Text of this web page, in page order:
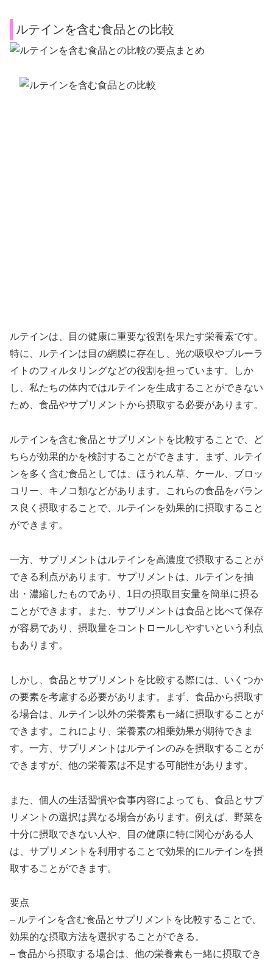
ルテインを含む食品との比較
ルテインは、目の健康に重要な役割を果たす栄養素です。
特に、ルテインは目の網膜に存在し、光の吸収やブルーラ
イトのフィルタリングなどの役割を担っています。しか
し、私たちの体内ではルテインを生成することができない
ため、食品やサプリメントから摂取する必要があります。
ルテインを含む食品とサプリメントを比較することで、ど
ちらが効果的かを検討することができます。まず、ルテイ
ンを多く含む食品としては、ほうれん草、ケール、ブロッ
コリー、キノコ類などがあります。これらの食品をバラン
ス良く摂取することで、ルテインを効果的に摂取すること
ができます。
一方、サプリメントはルテインを高濃度で摂取することが
できる利点があります。サプリメントは、ルテインを抽
出・濃縮したものであり、1日の摂取目安量を簡単に摂る
ことができます。また、サプリメントは食品と比べて保存
が容易であり、摂取量をコントロールしやすいという利点
もあります。
しかし、食品とサプリメントを比較する際には、いくつか
の要素を考慮する必要があります。まず、食品から摂取す
る場合は、ルテイン以外の栄養素も一緒に摂取することが
できます。これにより、栄養素の相乗効果が期待できま
す。一方、サプリメントはルテインのみを摂取することが
できますが、他の栄養素は不足する可能性があります。
また、個人の生活習慣や食事内容によっても、食品とサプ
リメントの選択は異なる場合があります。例えば、野菜を
十分に摂取できない人や、目の健康に特に関心がある人
は、サプリメントを利用することで効果的にルテインを摂
取することができます。
要点
– ルテインを含む食品とサプリメントを比較することで、
効果的な摂取方法を選択することができる。
– 食品から摂取する場合は、他の栄養素も一緒に摂取でき